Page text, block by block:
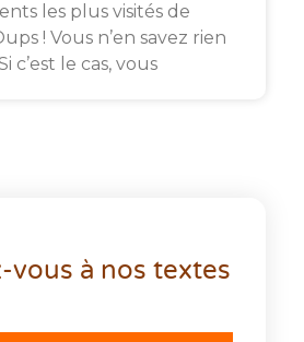
les plus visités de
! Vous n’en savez rien
c’est le cas, vous
vous à nos textes